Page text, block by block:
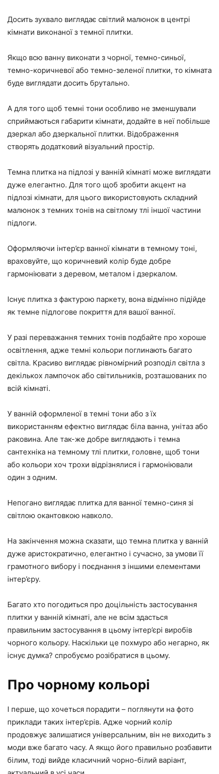
Досить зухвало виглядає світлий малюнок в центрі
кімнати виконаної з темної плитки.
Якщо всю ванну виконати з чорної, темно-синьої,
темно-коричневої або темно-зеленої плитки, то кімната
буде виглядати досить брутально.
А для того щоб темні тони особливо не зменшували
сприймаються габарити кімнати, додайте в неї побільше
дзеркал або дзеркальної плитки. Відображення
створять додатковий візуальний простір.
Темна плитка на підлозі у ванній кімнаті може виглядати
дуже елегантно. Для того щоб зробити акцент на
підлозі кімнати, для цього використовують складний
малюнок з темних тонів на світлому тлі іншої частини
підлоги.
Оформляючи інтер’єр ванної кімнати в темному тоні,
враховуйте, що коричневий колір буде добре
гармоніювати з деревом, металом і дзеркалом.
Існує плитка з фактурою паркету, вона відмінно підійде
як темне підлогове покриття для вашої ванної.
У разі переважання темних тонів подбайте про хороше
освітлення, адже темні кольори поглинають багато
світла. Красиво виглядає рівномірний розподіл світла з
декількох лампочок або світильників, розташованих по
всій кімнаті.
У ванній оформленої в темні тони або з їх
використанням ефектно виглядає біла ванна, унітаз або
раковина. Але так-же добре виглядають і темна
сантехніка на темному тлі плитки, головне, щоб тони
або кольори хоч трохи відрізнялися і гармоніювали
один з одним.
Непогано виглядає плитка для ванної темно-синя зі
світлою окантовкою навколо.
На закінчення можна сказати, що темна плитка у ванній
дуже аристократично, елегантно і сучасно, за умови її
грамотного вибору і поєднання з іншими елементами
інтер’єру.
Багато хто погодиться про доцільність застосування
плитки у ванній кімнаті, але не всім здасться
правильним застосування в цьому інтер’єрі виробів
чорного кольору. Наскільки це похмуро або негарно, як
існує думка? спробуємо розібратися в цьому.
Про чорному кольорі
І перше, що хочеться порадити – поглянути на фото
приклади таких інтер’єрів. Адже чорний колір
продовжує залишатися універсальним, він не виходить з
моди вже багато часу. А якщо його правильно розбавити
білим, тоді вийде класичний чорно-білий варіант,